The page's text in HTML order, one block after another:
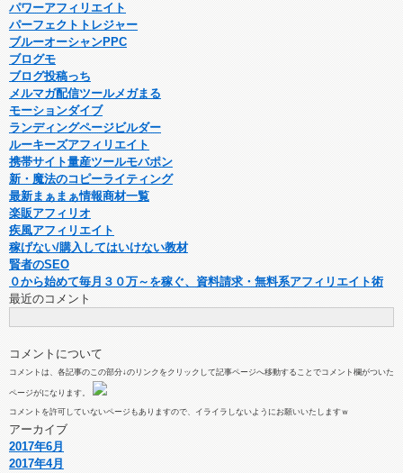
パワーアフィリエイト
パーフェクトトレジャー
ブルーオーシャンPPC
ブログモ
ブログ投稿っち
メルマガ配信ツールメガまる
モーションダイブ
ランディングページビルダー
ルーキーズアフィリエイト
携帯サイト量産ツールモバポン
新・魔法のコピーライティング
最新まぁまぁ情報商材一覧
楽販アフィリオ
疾風アフィリエイト
稼げない/購入してはいけない教材
賢者のSEO
０から始めて毎月３０万～を稼ぐ、資料請求・無料系アフィリエイト術
最近のコメント
コメントについて
コメントは、各記事のこの部分↓のリンクをクリックして記事ページへ移動することでコメント欄がついた
ページがになります。
コメントを許可していないページもありますので、イライラしないようにお願いいたしますｗ
アーカイブ
2017年6月
2017年4月